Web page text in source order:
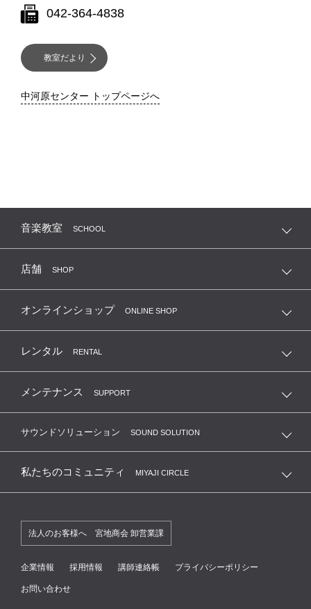
042-364-4838
教室だより
中河原センター トップページへ
音楽教室 SCHOOL
店舗 SHOP
オンラインショップ ONLINE SHOP
レンタル RENTAL
メンテナンス SUPPORT
サウンドソリューション SOUND SOLUTION
私たちのコミュニティ MIYAJI CIRCLE
法人のお客様へ 宮地商会 卸営業課
企業情報 採用情報 講師連絡帳 プライバシーポリシー
お問い合わせ